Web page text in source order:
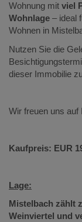
Wohnung mit viel
Wohnlage – ideal
Wohnen in
Nutzen Sie die
dieser Immobilie
Wir freuen uns auf
Kaufpreis: EUR
Lage:
Mistelbach zählt
Weinviertel und